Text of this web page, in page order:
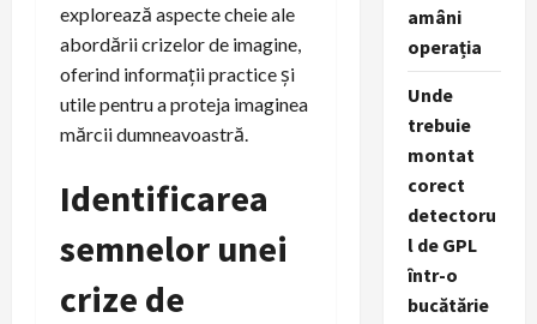
explorează aspecte cheie ale
abordării crizelor de imagine,
oferind informații practice și
utile pentru a proteja imaginea
mărcii dumneavoastră.
Identificarea
semnelor unei
crize de
amâni
operația
Unde
trebuie
montat
corect
detectoru
l de GPL
într-o
bucătărie